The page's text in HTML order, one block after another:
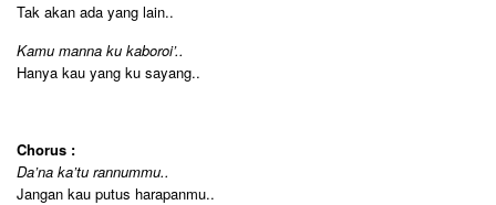
Tak akan ada yang lain..
Kamu manna ku kaboroi’..
Hanya kau yang ku sayang..
Chorus :
Da’na ka’tu rannummu..
Jangan kau putus harapanmu..